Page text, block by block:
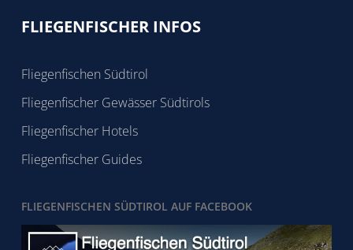
FLIEGENFISCHER INFOS
Fliegenfischen Südtirol
Fliegenfischer Gewässer Südtirols
Fliegenfischer Hotels
Fliegenfischer Guides
FLIEGENFISCHEN SÜDTIROL AUF FACEBOOK